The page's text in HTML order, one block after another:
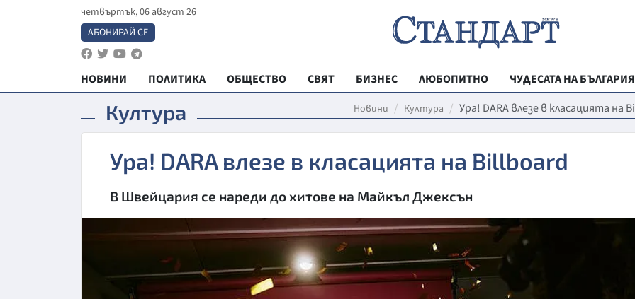
четвъртък, 06 август 26
АБОНИРАЙ СЕ
НОВИНИ ПОЛИТИКА ОБЩЕСТВО СВЯТ БИЗНЕС ЛЮБОПИТНО
ЧУДЕСАТА НА БЪЛГАРИЯ
РЕГИОНАЛНИ
ВЕСТНИК
МЛАДЕЖКА
Култура Новини Култура Ура! DARA влезе в класацията на
Ура! DARA влезе в класацията на Billboard
В Швейцария се нареди до хитове на Майкъл Джексън